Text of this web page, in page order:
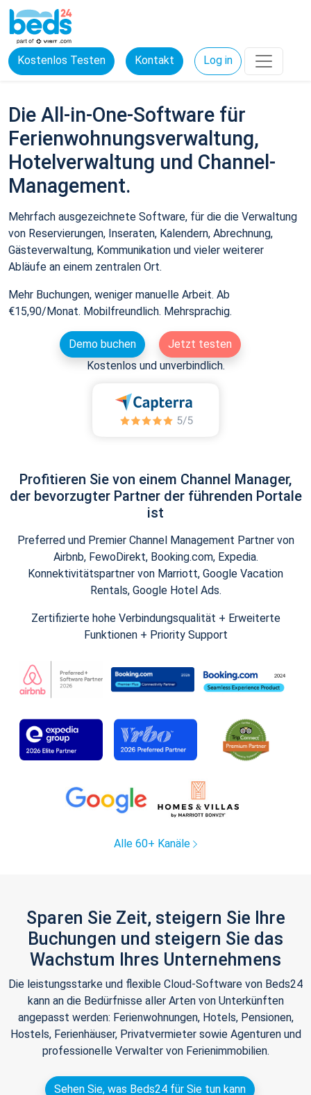
Kostenlos Testen Kontakt Log in
Die All-in-One-Software für
Ferienwohnungsverwaltung,
Hotelverwaltung und Channel-
Management.
Mehrfach ausgezeichnete Software, für die die Verwaltung
von Reservierungen, Inseraten, Kalendern, Abrechnung,
Gästeverwaltung, Kommunikation und vieler weiterer
Abläufe an einem zentralen Ort.
Mehr Buchungen, weniger manuelle Arbeit. Ab
€15,90/Monat. Mobilfreundlich. Mehrsprachig.
Demo buchen
Jetzt testen
Kostenlos und unverbindlich.
Profitieren Sie von einem Channel Manager,
der bevorzugter Partner der führenden Portale
ist
Preferred und Premier Channel Management Partner von
Airbnb, FewoDirekt, Booking.com, Expedia.
Konnektivitätspartner von Marriott, Google Vacation
Rentals, Google Hotel Ads.
Zertifizierte hohe Verbindungsqualität + Erweiterte
Funktionen + Priority Support
Alle 60+ Kanäle
Sparen Sie Zeit, steigern Sie Ihre
Buchungen und steigern Sie das
Wachstum Ihres Unternehmens
Die leistungsstarke und flexible Cloud-Software von Beds24
kann an die Bedürfnisse aller Arten von Unterkünften
angepasst werden: Ferienwohnungen, Hotels, Pensionen,
Hostels, Ferienhäuser, Privatvermieter sowie Agenturen und
professionelle Verwalter von Ferienimmobilien.
Sehen Sie, was Beds24 für Sie tun kann